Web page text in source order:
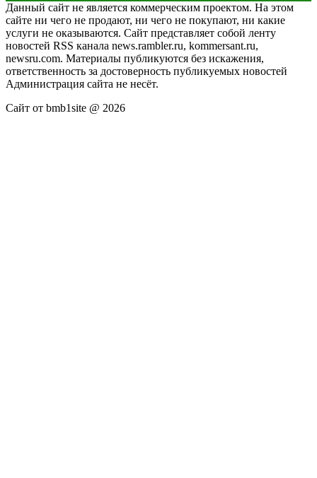
Данный сайт не является коммерческим проектом. На этом
сайте ни чего не продают, ни чего не покупают, ни какие
услуги не оказываются. Сайт представляет собой ленту
новостей RSS канала news.rambler.ru, kommersant.ru,
newsru.com. Материалы публикуются без искажения,
ответственность за достоверность публикуемых новостей
Администрация сайта не несёт.
Сайт от bmb1site @ 2026